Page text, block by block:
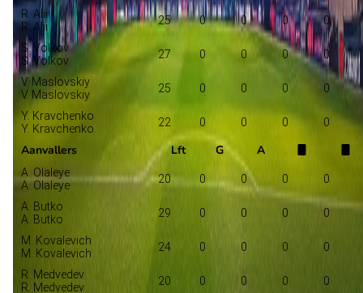
R. Alii
R. Alii
25 0 0 0 0
S. Volkov
S. Volkov
27 0 0 0 0
V. Maslovskiy
V. Maslovskiy
25 0 0 0 0
Y. Kravchenko
Y. Kravchenko
22 0 0 0 0
Aanvallers Lft G A
A. Olaleye
A. Olaleye
20 0 0 0 0
A. Butko
A. Butko
29 0 0 0 0
M. Kovalevich
M. Kovalevich
24 0 0 0 0
R. Medvedev
R. Medvedev
20 0 0 0 0